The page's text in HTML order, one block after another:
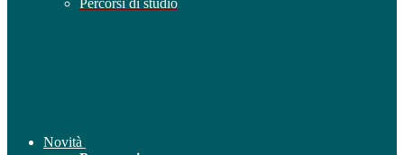
Percorsi di studio
Novità